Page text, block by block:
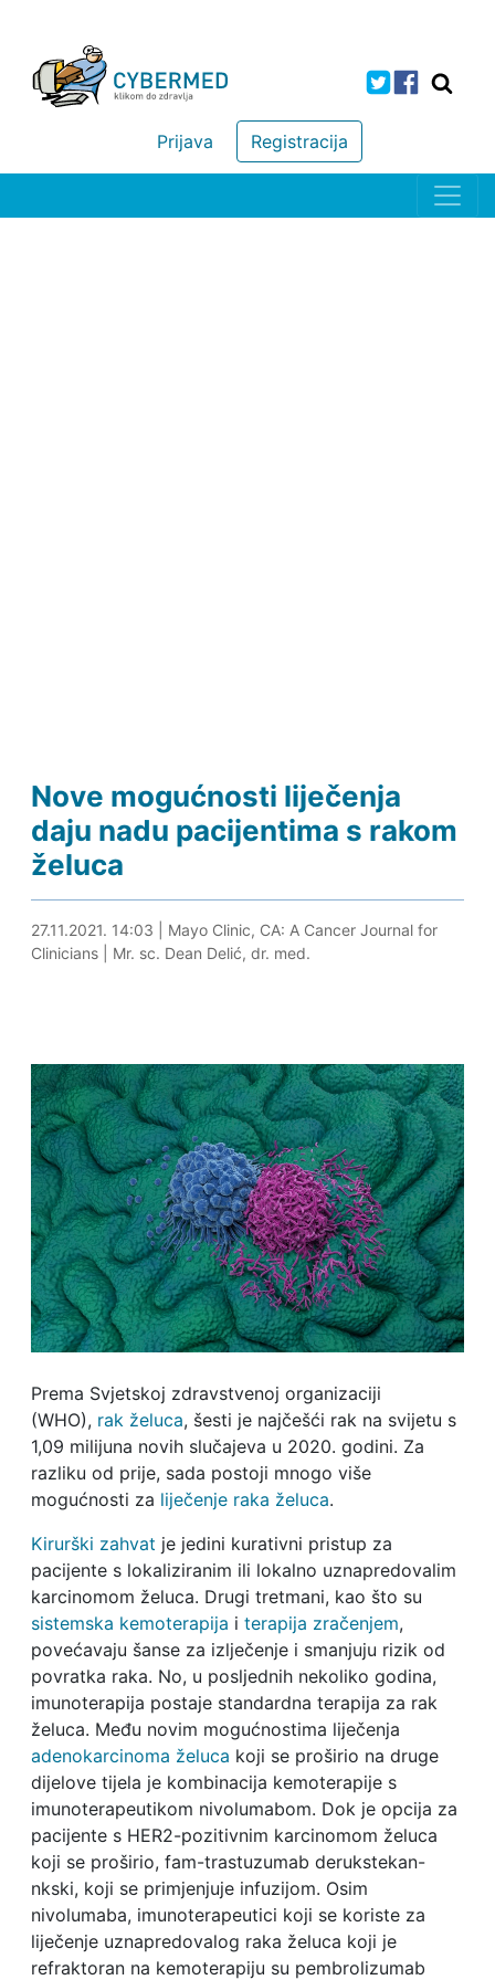
Registracija
Prijava
Nove mogućnosti liječenja
daju nadu pacijentima s rakom
želuca
27.11.2021. 16:02
27.11.2021. 14:03
Mayo Clinic, CA: A Cancer Journal for
Clinicians| Mr. sc. Dean Delić, dr. med.
Prema Svjetskoj zdravstvenoj organizaciji
(WHO), rak želuca, šesti je najčešći rak na svijetu s
1,09 milijuna novih slučajeva u 2020. godini. Za
razliku od prije, sada postoji mnogo više
mogućnosti za liječenje raka želuca.
Kirurški zahvat je jedini kurativni pristup za
pacijente s lokaliziranim ili lokalno uznapredovalim
karcinomom želuca. Drugi tretmani, kao što su
sistemska kemoterapija i terapija zračenjem,
povećavaju šanse za izlječenje i smanjuju rizik od
povratka raka. No, u posljednih nekoliko godina,
imunoterapija postaje standardna terapija za rak
želuca. Među novim mogućnostima liječenja
adenokarcinoma želuca koji se proširio na druge
dijelove tijela je kombinacija kemoterapije s
imunoterapeutikom nivolumabom. Dok je opcija za
pacijente s HER2-pozitivnim karcinomom želuca
koji se proširio, fam-trastuzumab derukstekan-
nkski, koji se primjenjuje infuzijom. Osim
nivolumaba, imunoterapeutici koji se koriste za
liječenje uznapredovalog raka želuca koji je
refraktoran na kemoterapiju su pembrolizumab